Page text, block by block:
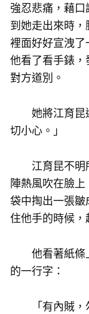
強忍悲痛，藉
到她走出來時
裡面好好宣洩了
他看了看手錶
對方道別。
她將江育昆
切小心。」
江育昆不明
陣熱風吹在臉
袋中掏出一張
住他手的時候，
他看著紙條
的一行字：
「有內賊，勿